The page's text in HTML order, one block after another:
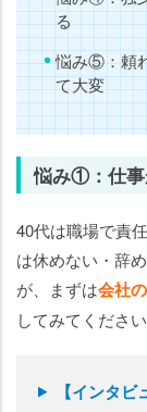
る
悩み⑤：頼
て大変
悩み①：仕事
40代は職場で責
は休めない・辞
が、まずは会社
してみてください
【インタ